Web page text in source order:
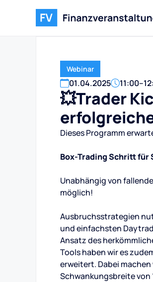
Webinar
01.04.2025 11:00–
💥Trader
Dieses Programm
Box-Trading Schritt für
Unabhängig von
möglich!
Ausbruchsstrategien
und einfachsten
Ansatz des
Tools haben wir es
erweitert. Dabei
Schwankungsbreite von